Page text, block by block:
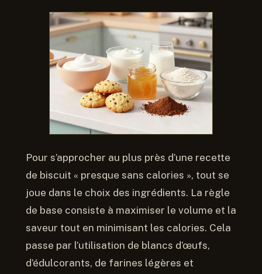
Pour s’approcher au plus près d’une recette
de biscuit « presque sans calories », tout se
joue dans le choix des ingrédients. La règle
de base consiste à maximiser le volume et la
saveur tout en minimisant les calories. Cela
passe par l’utilisation de blancs d’œufs,
d’édulcorants, de farines légères et